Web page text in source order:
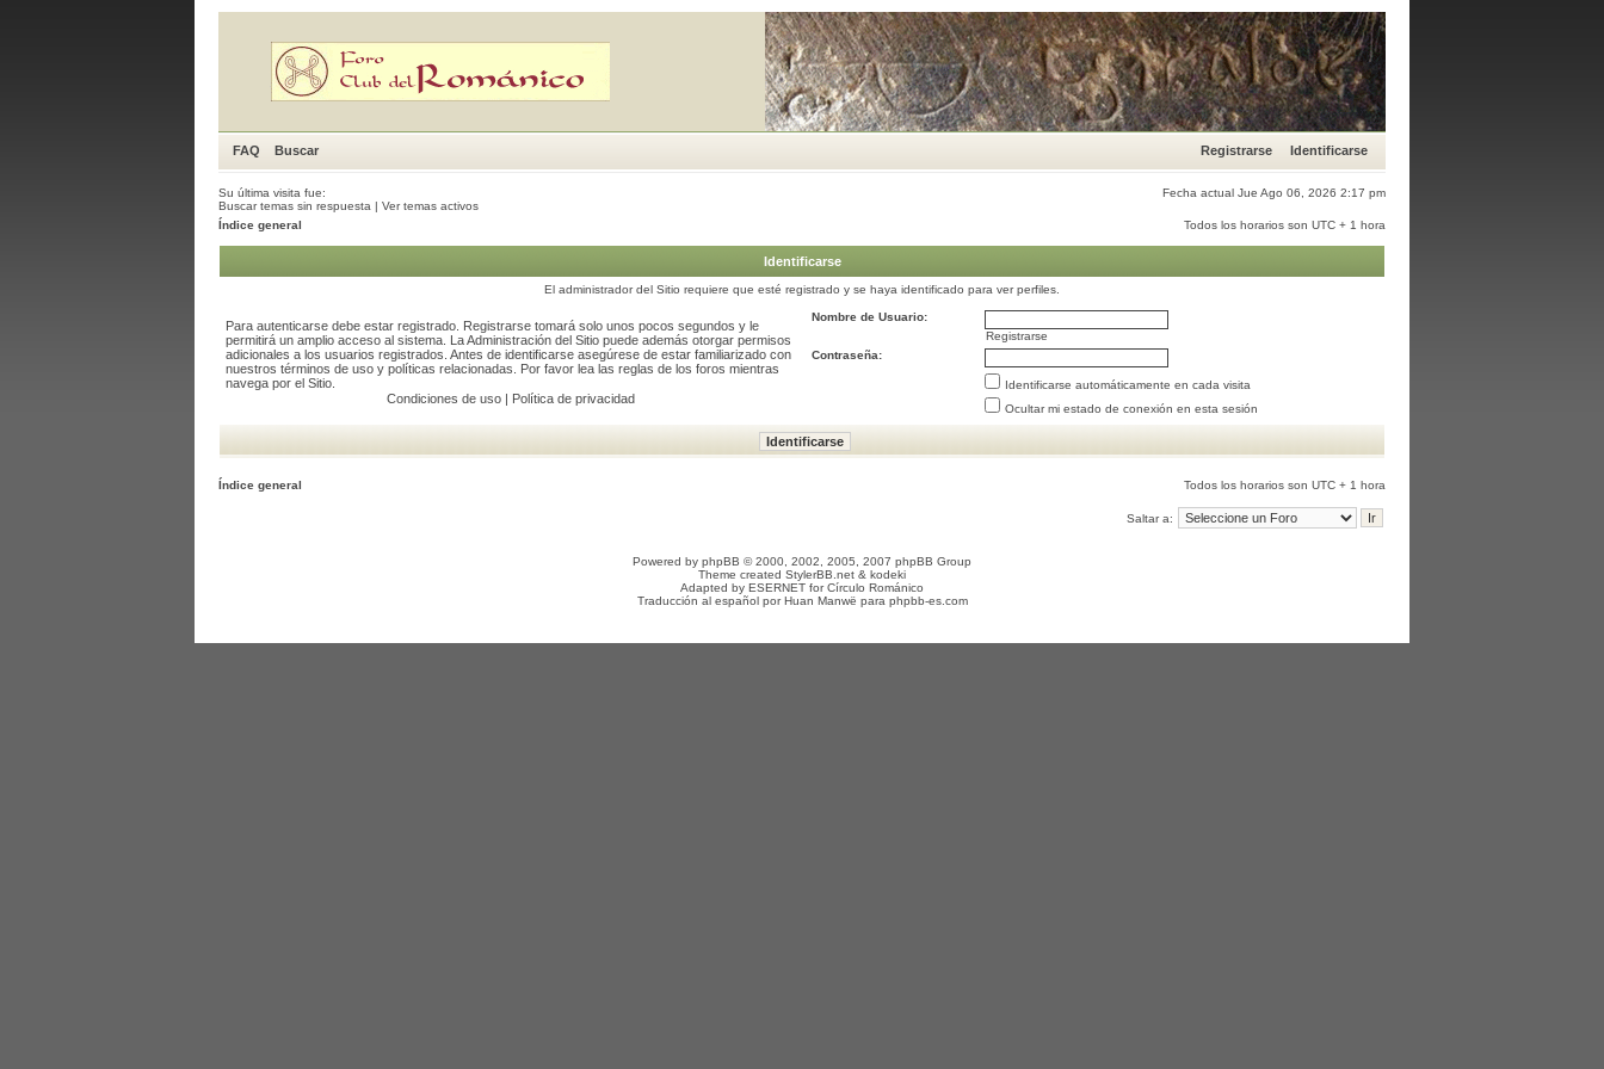
FAQ Buscar Registrarse Identificarse
Su última visita fue:
Fecha actual Jue Ago 06, 2026 2:17 pm
Buscar temas sin respuesta | Ver temas activos
Índice general
Todos los horarios son UTC + 1 hora
Identificarse
El administrador del Sitio requiere que esté registrado y se haya identificado para ver perfiles.
Para autenticarse debe estar registrado. Registrarse tomará solo unos pocos segundos y le
permitirá un amplio acceso al sistema. La Administración del Sitio puede además otorgar permisos
adicionales a los usuarios registrados. Antes de identificarse asegúrese de estar familiarizado con
nuestros términos de uso y políticas relacionadas. Por favor lea las reglas de los foros mientras
navega por el Sitio.
Condiciones de uso| Política de privacidad
Nombre de Usuario:
Registrarse
Contraseña:
Identificarse automáticamente en cada visita
Ocultar mi estado de conexión en esta sesión
Índice general Todos los horarios son UTC + 1 hora
Saltar a:
Powered by phpBB © 2000, 2002, 2005, 2007 phpBB Group
Theme created StylerBB.net & kodeki
Adapted by ESERNET forCírculo Románico
Traducción al español porHuan Manwë para phpbb-es.com